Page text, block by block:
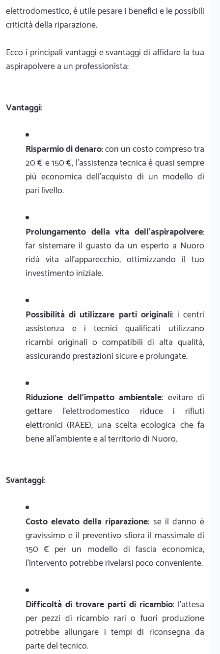
elettrodomestico, è utile pesare i benefici e le possibili
criticità della riparazione.
Ecco i principali vantaggi e svantaggi di affidare la tua
aspirapolvere a un professionista:
Vantaggi:
Risparmio di denaro: con un costo compreso tra
20 € e 150 €, l'assistenza tecnica è quasi sempre
più economica dell'acquisto di un modello di
pari livello.
Prolungamento della vita dell'aspirapolvere:
far sistemare il guasto da un esperto a Nuoro
ridà vita all'apparecchio, ottimizzando il tuo
investimento iniziale.
Possibilità di utilizzare parti originali: i centri
assistenza e i tecnici qualificati utilizzano
ricambi originali o compatibili di alta qualità,
assicurando prestazioni sicure e prolungate.
Riduzione dell'impatto ambientale: evitare di
gettare l'elettrodomestico riduce i rifiuti
elettronici (RAEE), una scelta ecologica che fa
bene all'ambiente e al territorio di Nuoro.
Svantaggi:
Costo elevato della riparazione: se il danno è
gravissimo e il preventivo sfiora il massimale di
150 € per un modello di fascia economica,
l'intervento potrebbe rivelarsi poco conveniente.
Difficoltà di trovare parti di ricambio: l'attesa
per pezzi di ricambio rari o fuori produzione
potrebbe allungare i tempi di riconsegna da
parte del tecnico.